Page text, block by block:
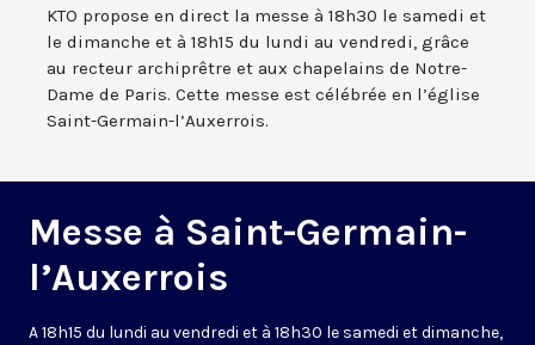
KTO propose en direct la messe à 18h30 le samedi et
le dimanche et à 18h15 du lundi au vendredi, grâce
au recteur archiprêtre et aux chapelains de Notre-
Dame de Paris. Cette messe est célébrée en l’église
Saint-Germain-l’Auxerrois.
Messe à Saint-Germain-
l’Auxerrois
A 18h15 du lundi au vendredi et à 18h30 le samedi et dimanche,